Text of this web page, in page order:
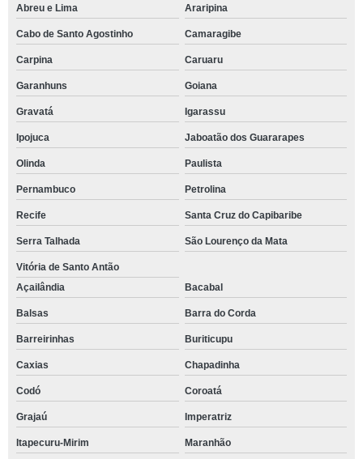
Abreu e Lima
Araripina
Cabo de Santo Agostinho Camaragibe
Carpina Caruaru
Garanhuns Goiana
Gravatá Igarassu
Ipojuca Jaboatão dos Guararapes
Olinda Paulista
Pernambuco Petrolina
Recife Santa Cruz do Capibaribe
Serra Talhada São Lourenço da Mata
Vitória de Santo Antão
Açailândia
Bacabal
Balsas Barra do Corda
Barreirinhas Buriticupu
Caxias Chapadinha
Codó Coroatá
Grajaú Imperatriz
Itapecuru-Mirim Maranhão